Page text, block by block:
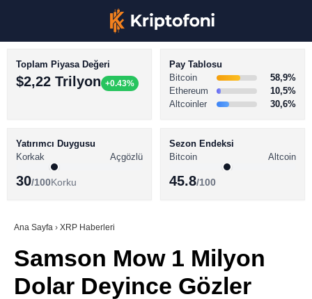
Youtube
TikTok
BİTCOİN HABERLERİ
ALTCOİN HABERLERİ
SÖZLÜK
Toplam Piyasa Değeri
$2,22 Trilyon +0.43%
Pay Tablosu
Bitcoin
58,9%
Ethereum
10,5%
Altcoinler
30,6%
Yatırımcı Duygusu
Korkak
Açgözlü
30/100Korku
Sezon Endeksi
Bitcoin
Altcoin
45.8/100
Ana Sayfa › XRP Haberleri
Samson Mow 1 Milyon
Dolar Deyince Gözler